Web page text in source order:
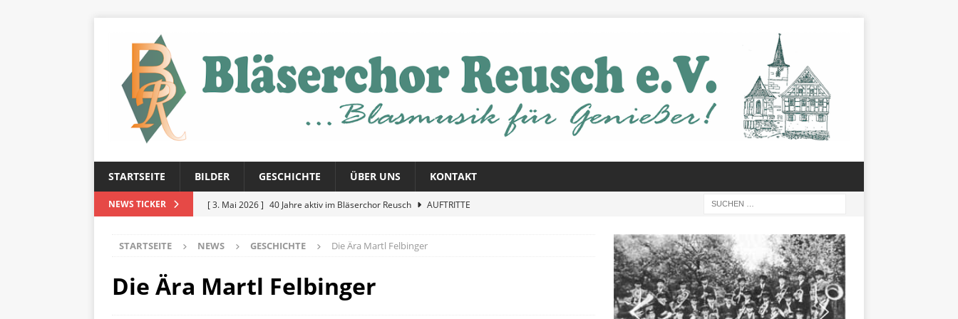
STARTSEITE BILDER GESCHICHTE ÜBER UNS KONTAKT
NEWS TICKER [ 3. Mai 2026 ] 40 Jahre aktiv im Bläserchor Reusch
AUFTRITTE
[ 3. Mai 2026 ] Klein, aber fein AUFTRITTE
STARTSEITE NEWS GESCHICHTE Die Ära Martl Felbinger
Die Ära Martl Felbinger